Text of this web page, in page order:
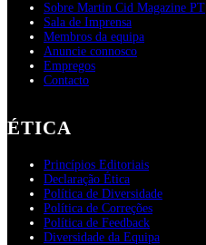
Sobre Martin Cid Magazine PT
Sala de Imprensa
Membros da equipa
Anuncie connosco
Empregos
Contacto
ÉTICA
Princípios Editoriais
Declaração Ética
Política de Diversidade
Política de Correções
Política de Feedback
Diversidade da Equipa